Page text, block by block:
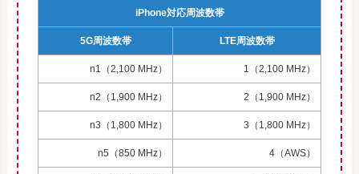
iPhone対応周波数帯
5G周波数帯 LTE周波数帯
n1（2,100 MHz） 1（2,100 MHz）
n2（1,900 MHz） 2（1,900 MHz）
n3（1,800 MHz） 3（1,800 MHz）
n5（850 MHz） 4（AWS）